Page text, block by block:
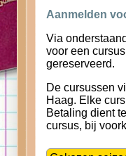
Aanmelden
Via
voor een
gereserveerd.
De cursussen
Haag. Elke
Betaling dient
cursus, bij